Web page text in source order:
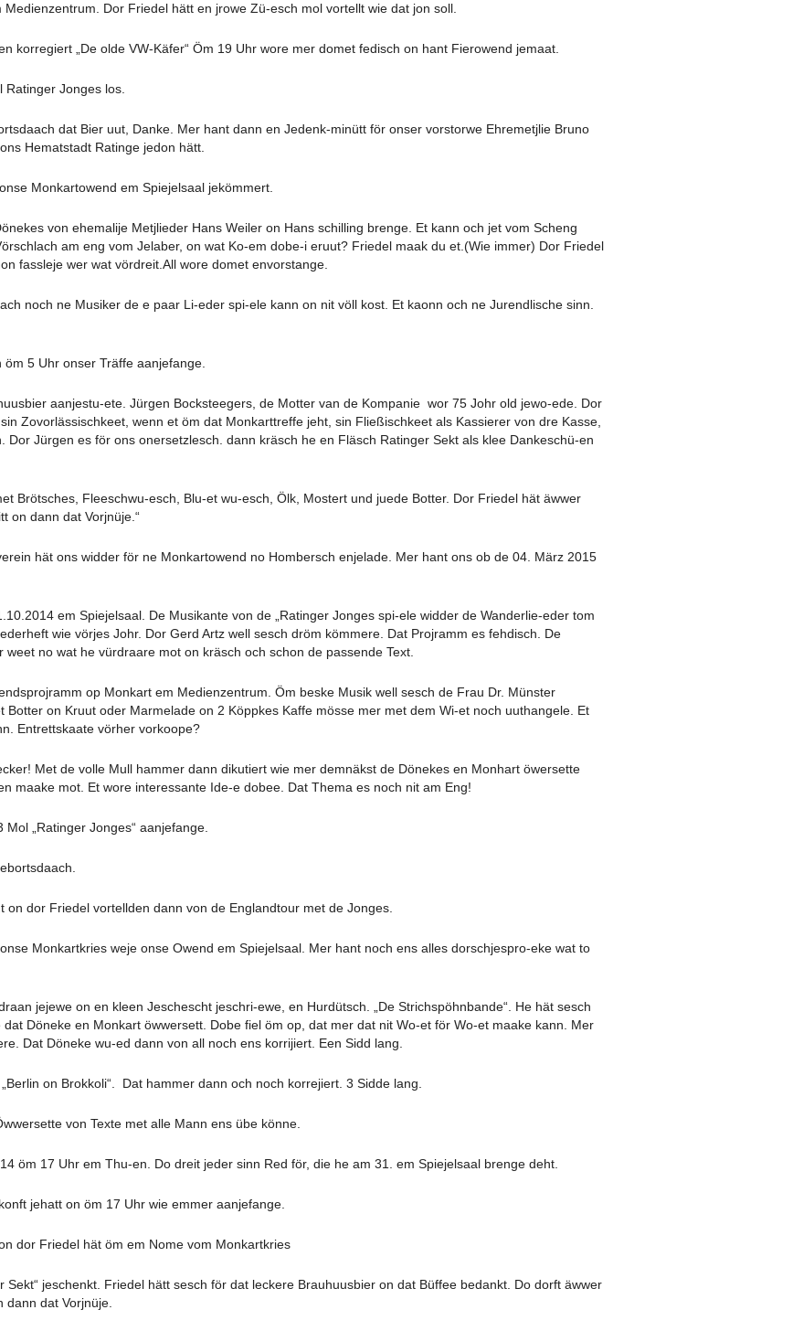
Dor Friedel hätt en jrowe Zü-esch mol vortellt wie dat jon soll.
korregiert „De olde VW-Käfer“ Öm 19 Uhr wore mer domet fedisch on hant Fierowend jemaat.
Jonges los.
dat Bier uut, Danke. Mer hant dann en Jedenk-minütt för onser vorstorwe Ehremetjlie Bruno
Hematstadt Ratinge jedon hätt.
Monkartowend em Spiejelsaal jekömmert.
von ehemalije Metjlieder Hans Weiler on Hans schilling brenge. Et kann och jet vom Scheng
am eng vom Jelaber, on wat Ko-em dobe-i eruut? Friedel maak du et.(Wie immer) Dor Friedel
fassleje wer wat vördreit.All wore domet envorstange.
noch ne Musiker de e paar Li-eder spi-ele kann on nit völl kost. Et kaonn och ne Jurendlische sinn.
5 Uhr onser Träffe aanjefange.
aanjestu-ete. Jürgen Bocksteegers, de Motter van de Kompanie wor 75 Johr old jewo-ede. Dor
Zovorlässischkeet, wenn et öm dat Monkarttreffe jeht, sin Fließischkeet als Kassierer von dre Kasse,
Dor Jürgen es för ons onersetzlesch. dann kräsch he en Fläsch Ratinger Sekt als klee Dankeschü-en
Brötsches, Fleeschwu-esch, Blu-et wu-esch, Ölk, Mostert und juede Botter. Dor Friedel hät äwwer
on dann dat Vorjnüje.“
hät ons widder för ne Monkartowend no Hombersch enjelade. Mer hant ons ob de 04. März 2015
em Spiejelsaal. De Musikante von de „Ratinger Jonges spi-ele widder de Wanderlie-eder tom
wie vörjes Johr. Dor Gerd Artz well sesch dröm kömmere. Dat Projramm es fehdisch. De
no wat he vürdraare mot on kräsch och schon de passende Text.
op Monkart em Medienzentrum. Öm beske Musik well sesch de Frau Dr. Münster
Botter on Kruut oder Marmelade on 2 Köppkes Kaffe mösse mer met dem Wi-et noch uuthangele. Et
Entrettskaate vörher vorkoope?
Met de volle Mull hammer dann dikutiert wie mer demnäkst de Dönekes en Monhart öwersette
maake mot. Et wore interessante Ide-e dobee. Dat Thema es noch nit am Eng!
„Ratinger Jonges“ aanjefange.
on dor Friedel vortellden dann von de Englandtour met de Jonges.
Monkartkries weje onse Owend em Spiejelsaal. Mer hant noch ens alles dorschjespro-eke wat to
jejewe on en kleen Jeschescht jeschri-ewe, en Hurdütsch. „De Strichspöhnbande“. He hät sesch
Döneke en Monkart öwwersett. Dobe fiel öm op, dat mer dat nit Wo-et för Wo-et maake kann. Mer
Dat Döneke wu-ed dann von all noch ens korrijiert. Een Sidd lang.
on Brokkoli“. Dat hammer dann och noch korrejiert. 3 Sidde lang.
von Texte met alle Mann ens übe könne.
öm 17 Uhr em Thu-en. Do dreit jeder sinn Red för, die he am 31. em Spiejelsaal brenge deht.
jehatt on öm 17 Uhr wie emmer aanjefange.
dor Friedel hät öm em Nome vom Monkartkries
Sekt“ jeschenkt. Friedel hätt sesch för dat leckere Brauhuusbier on dat Büffee bedankt. Do dorft äwwer
dat Vorjnüje.